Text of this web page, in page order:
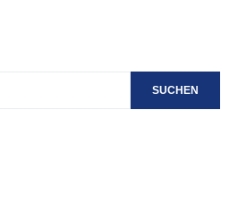
SUCHEN